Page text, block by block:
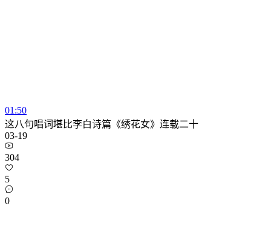
01:50
这八句唱词堪比李白诗篇《绣花女》连载二十
03-19
304
5
0